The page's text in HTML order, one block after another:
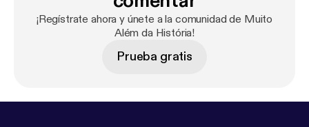
¡Regístrate ahora y únete a la comunidad de Muito
Além da História!
Prueba gratis